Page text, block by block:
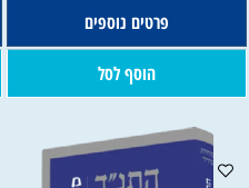
פרטים נוספים
הוסף לסל